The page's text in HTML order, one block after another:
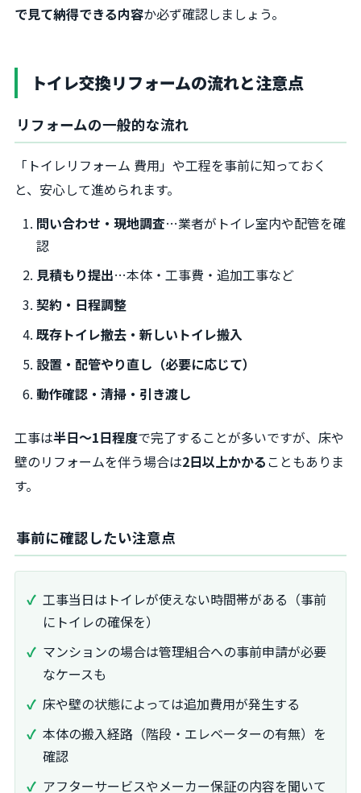
で見て納得できる内容か必ず確認しましょう。
トイレ交換リフォームの流れと注意点
リフォームの一般的な流れ
「トイレリフォーム 費用」や工程を事前に知っておく
と、安心して進められます。
問い合わせ・現地調査…業者がトイレ室内や配管を確
認
見積もり提出…本体・工事費・追加工事など
契約・日程調整
既存トイレ撤去・新しいトイレ搬入
設置・配管やり直し（必要に応じて）
動作確認・清掃・引き渡し
工事は半日～1日程度で完了することが多いですが、床や
壁のリフォームを伴う場合は2日以上かかることもありま
す。
事前に確認したい注意点
工事当日はトイレが使えない時間帯がある（事前
にトイレの確保を）
マンションの場合は管理組合への事前申請が必要
なケースも
床や壁の状態によっては追加費用が発生する
本体の搬入経路（階段・エレベーターの有無）を
確認
アフターサービスやメーカー保証の内容を聞いて